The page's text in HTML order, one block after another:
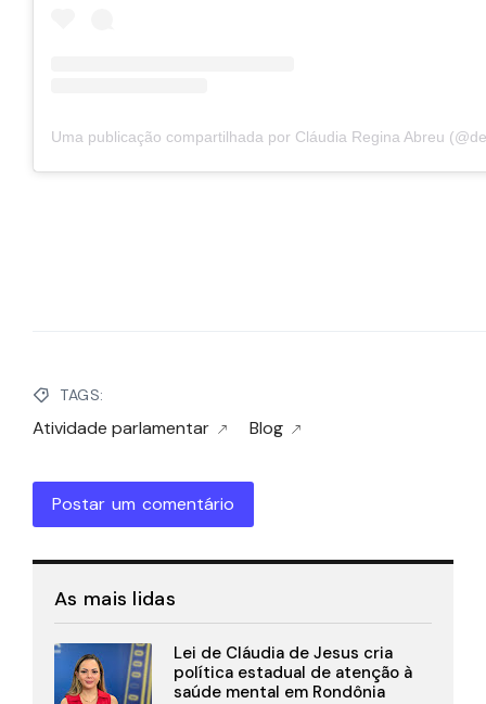
TAGS:
Atividade parlamentar Blog
Postar um comentário
As mais lidas
Lei de Cláudia de Jesus cria
política estadual de atenção à
saúde mental em Rondônia